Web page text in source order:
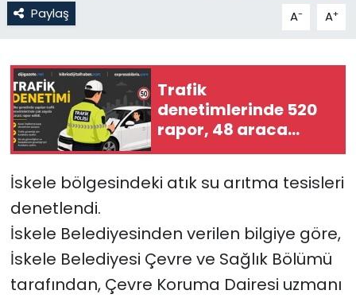
Paylaş A- A+
Trafik
denetimlerinde 520
rapor, 48 araca
trafikten men, 3
İskele bölgesindeki atık su arıtma tesisleri
denetlendi.
İskele Belediyesinden verilen bilgiye göre,
İskele Belediyesi Çevre ve Sağlık Bölümü
tarafından, Çevre Koruma Dairesi uzmanı
Moda
Nöbetçi Eczaneler
Otomobil Dünyası
Politika
SAĞLIK
Spor
Teknoloji